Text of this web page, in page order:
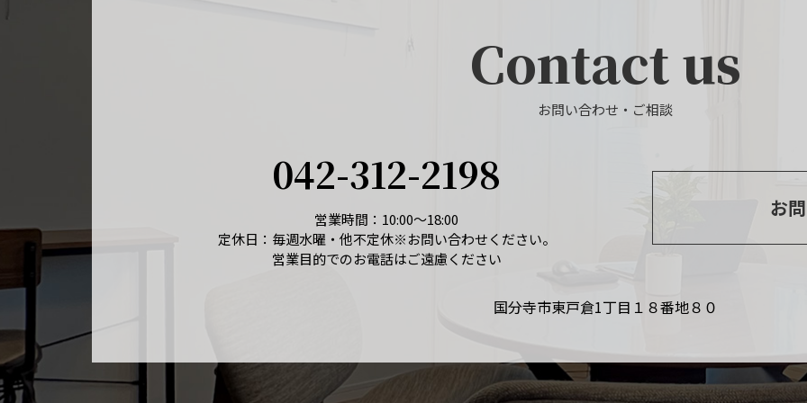
Contact us
お問い合わせ・ご相談
042-312-2198
営業時間：10:00～18:00
定休日：毎週水曜・他不定休※お問い合わせください。
営業目的でのお電話はご遠慮ください
お
国分寺市東戸倉1丁目１８番地８０